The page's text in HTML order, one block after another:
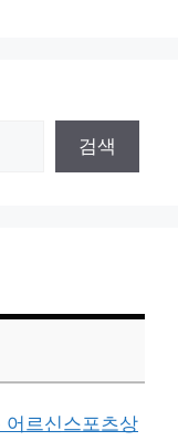
검색
르신스포츠상